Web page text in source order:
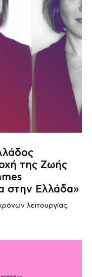
της Ζωής
στην Ελλάδα»
λειτουργίας